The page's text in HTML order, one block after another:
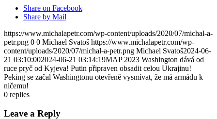
Share on Facebook
Share by Mail
https://www.michalapetr.com/wp-content/uploads/2020/07/michal-a-
petr.png 0 0 Michael Svatoš https://www.michalapetr.com/wp-
content/uploads/2020/07/michal-a-petr.png Michael Svatoš2024-06-
21 03:10:002024-06-21 03:14:19MAP 2023 Washington dává od
ruce pryč od Kyjeva! Putin připraven obsadit celou Ukrajinu!
Peking se začal Washingtonu otevřeně vysmívat, že má armádu k
ničemu!
0 replies
Leave a Reply